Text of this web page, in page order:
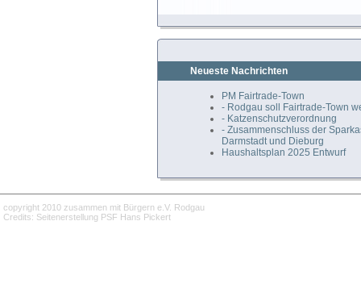
Neueste Nachrichten
PM Fairtrade-Town
- Rodgau soll Fairtrade-Town
- Katzenschutzverordnung
- Zusammenschluss der
Darmstadt und Dieburg
Haushaltsplan 2025 Entwurf
copyright 2010 zusammen mit Bürgern e.V. Rodgau
Credits: Seitenerstellung PSF Hans Pickert